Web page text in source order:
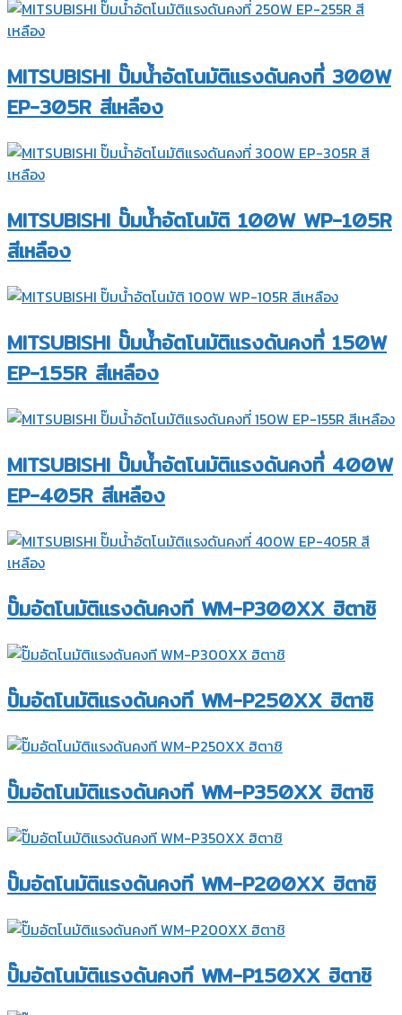
MITSUBISHI ปั๊มน้ำอัตโนมัติแรงดันคงที่ 300W
EP-305R สีเหลือง
MITSUBISHI ปั๊มน้ำอัตโนมัติ 100W WP-105R
สีเหลือง
MITSUBISHI ปั๊มน้ำอัตโนมัติแรงดันคงที่ 150W
EP-155R สีเหลือง
MITSUBISHI ปั๊มน้ำอัตโนมัติแรงดันคงที่ 400W
EP-405R สีเหลือง
ปั๊มอัตโนมัติแรงดันคงที WM-P300XX ฮิตาชิ
ปั๊มอัตโนมัติแรงดันคงที WM-P250XX ฮิตาชิ
ปั๊มอัตโนมัติแรงดันคงที WM-P350XX ฮิตาชิ
ปั๊มอัตโนมัติแรงดันคงที WM-P200XX ฮิตาชิ
ปั๊มอัตโนมัติแรงดันคงที WM-P150XX ฮิตาชิ